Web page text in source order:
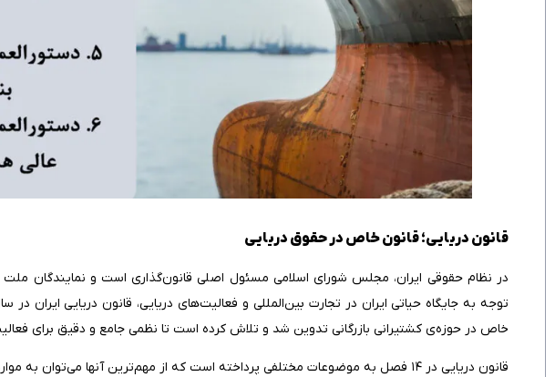
قانون دریایی؛ قانون خاص در حقوق دریایی
در نظام حقوقی ایران، مجلس شورای اسلامی مسئول اصلی قانون‌گذاری است و نمایندگان
خاص در حوزه‌ی کشتیرانی بازرگانی تدوین شد و تلاش کرده است تا نظمی جامع و دقیق برای
قانون دریایی در ۱۴ فصل به موضوعات مختلفی پرداخته است که از مهم‌ترین آنها می‌توان به موارد زیر اشاره کرد: